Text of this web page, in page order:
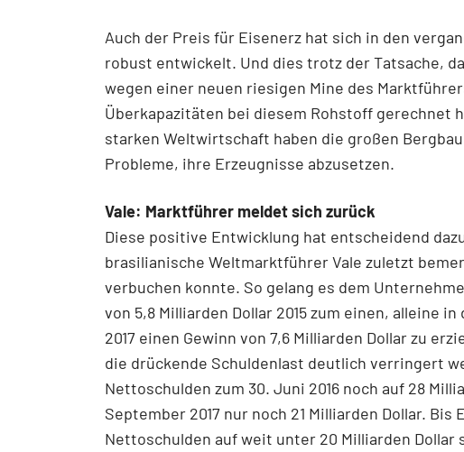
Auch der Preis für Eisenerz hat sich in den
robust entwickelt. Und dies trotz der Tatsache,
wegen einer neuen riesigen Mine des
Überkapazitäten bei diesem Rohstoff gerechnet
starken Weltwirtschaft haben die großen
Probleme, ihre Erzeugnisse abzusetzen.
Vale: Marktführer meldet sich zurück
Diese positive Entwicklung hat entscheidend
brasilianische Weltmarktführer Vale zuletzt
verbuchen konnte. So gelang es dem
von 5,8 Milliarden Dollar 2015 zum einen, alleine
2017 einen Gewinn von 7,6 Milliarden Dollar zu
die drückende Schuldenlast deutlich verringert
Nettoschulden zum 30. Juni 2016 noch auf 28
September 2017 nur noch 21 Milliarden Dollar. Bis
Nettoschulden auf weit unter 20 Milliarden Dollar